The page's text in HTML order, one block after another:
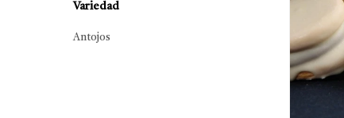
Variedad
Antojos